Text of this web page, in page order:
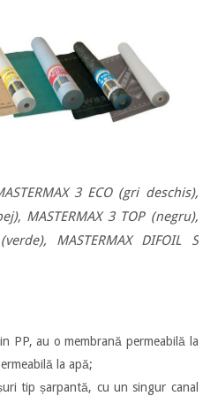
3 ECO (gri deschis),
MASTERMAX 3 TOP (negru),
MASTERMAX DIFOIL S
PP, au o membrană permeabilă la
la apă;
tip șarpantă, cu un singur canal